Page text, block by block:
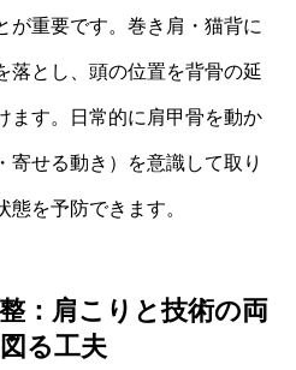
が重要です。巻き肩・猫背に
落とし、頭の位置を背骨の延
ます。日常的に肩甲骨を動か
寄せる動き）を意識して取り
態を予防できます。
：肩こりと技術の両
る工夫